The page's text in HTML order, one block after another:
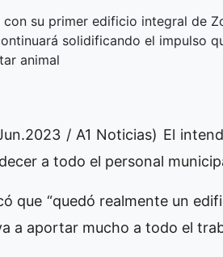
con su primer edificio integral de
solidificando el impulso
animal
/ A1 Noticias) El
a todo el personal
que “quedó realmente un
a aportar mucho a todo el